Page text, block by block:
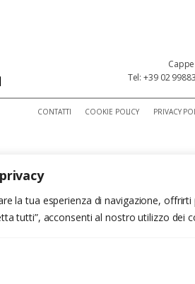
la tua esperienza di navigazione,
tutti”, acconsenti al nostro utilizzo dei
Tel: +39 02
CONTATTI COOKIE POLICY PRIVACY